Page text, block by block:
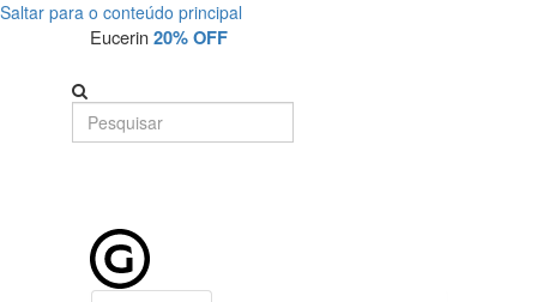
Saltar para o conteúdo principal
Eucerin20% OFF